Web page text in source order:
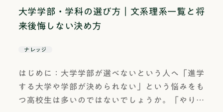
ようとしている落とし穴テーマが決まらない高校
生に多い失敗パターンが、最初から立派なテーマ
マを掲げる気持ちはわかります。でも、高校生の
課題研究としては壮大すぎて、具体的に何を調べ
たらいいのかが見えなくなります。大切なのは、
不快に思われる可能性があります。緊張で手が思
うように動かないかもしれませんが、面接官にき
後は、扉に近い方の椅子の横に立って、面接官か
気にせず、扉に近い方に立つだけでOKです。3. 声
がかかってから座る必ず面接官の着席の指示を待
ちましょう。面接官に「どうぞ」と言われたら、
用意した設問に沿って答える形式になっていま
す。だからこそ、大学側は受験生を横並びで比較
く把握できます。つまり、エントリーシートは”作
ル兼志望理由の圧縮資料といったイメージです。
エントリーシートに書く内容は大学によって差が
ありますが、基本的には次のような項目が並びま
めてあちこち探し求める人を「探求者」と言った
り、物事を理解するために探し求める心を「探求
下げなどです。追い求めると言い換えることもで
［名］(スル)物事の意義・本質などをさぐって見
きわめようとすること。「真理の—」「生命の神
秘を—する」(出典：デジタル大辞泉)究という漢
大学学部・学科の選び方｜文系理系一覧と将
来後悔しない決め方
ナレッジ
はじめに：大学学部が選べないという人へ「進学
する大学や学部が決められない」という悩みをも
つ高校生は多いのではないでしょうか。「やりた